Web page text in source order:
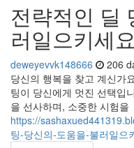
전략적인 딜
러일으키세
deweyevvk148666 206
당신의 행복을 찾고 계신가
팅이 당신에게 멋진 선택입
을 선사하며, 소중한 시험을
https://
팅-당신의-도움을-불러일으